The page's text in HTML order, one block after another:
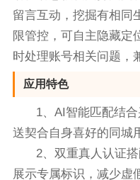
留言互动，挖掘有相同
限管控，可自主隐藏定
时处理账号相关问题，
应用特色
1、AI智能匹配结
送契合自身喜好的同城
2、双重真人认证
展示专属标识，减少虚